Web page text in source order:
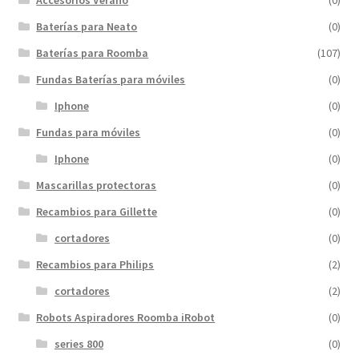
Baterías para Neato
(0)
Baterías para Roomba
(107)
Fundas Baterías para móviles
(0)
Iphone
(0)
Fundas para móviles
(0)
Iphone
(0)
Mascarillas protectoras
(0)
Recambios para Gillette
(0)
cortadores
(0)
Recambios para Philips
(2)
cortadores
(2)
Robots Aspiradores Roomba iRobot
(0)
series 800
(0)